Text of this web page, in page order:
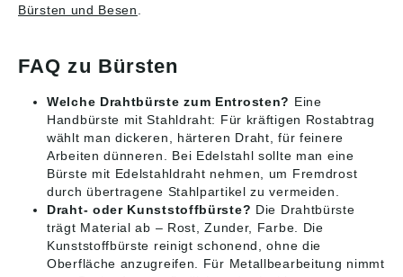
Bürsten und Besen
FAQ zu Bürsten
Welche Drahtbürste zum Entrosten? Eine
Handbürste mit Stahldraht: Für kräftigen Rostabtrag
wählt man dickeren, härteren Draht, für feinere
Arbeiten dünneren. Bei Edelstahl sollte man eine
Bürste mit Edelstahldraht nehmen, um Fremdrost
durch übertragene Stahlpartikel zu vermeiden.
Draht- oder Kunststoffbürste? Die Drahtbürste
trägt Material ab – Rost, Zunder, Farbe. Die
Kunststoffbürste reinigt schonend, ohne die
Oberfläche anzugreifen. Für Metallbearbeitung nimmt